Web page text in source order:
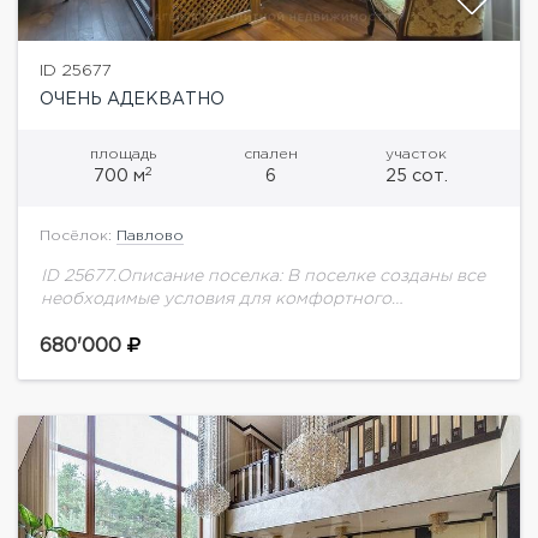
ID 25677
ОЧЕНЬ АДЕКВАТНО
площадь
700 м2
спален
6
участок
25 сот.
Посёлок: Павлово
ID 25677.Описание поселка: В поселке созданы все
необходимые условия для комфортного
удобная транспортная доступность – одно из его
680'000